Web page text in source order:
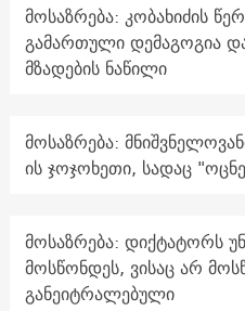
მოსაზრება: კობახიძის
გამართული დემაგოგია
მზადების ნაწილი
მოსაზრება:
ის ჯოჯოხეთი, სადაც
მოსაზრება: დიქტატორს
მოსწონდეს, ვისაც არ
განეიტრალებული